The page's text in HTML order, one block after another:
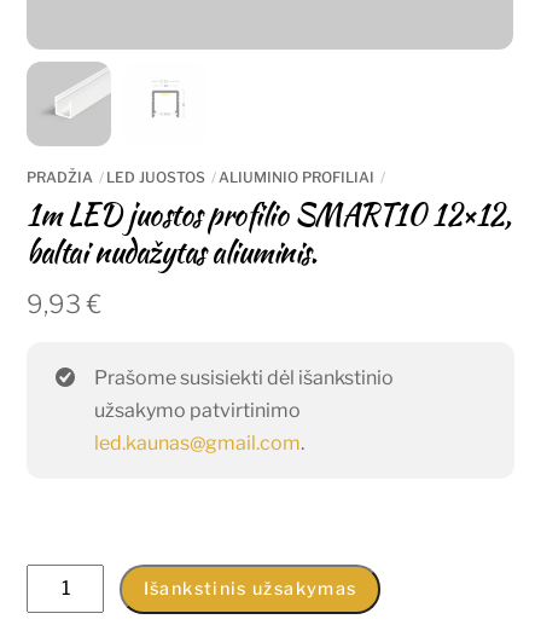
PRADŽIA LED JUOSTOS ALIUMINIO PROFILIAI
1m LED juostos profilio SMART10 12×12,
baltai nudažytas aliuminis.
9,93€
Prašome susisiekti dėl išankstinio
užsakymo patvirtinimo
led.kaunas@gmail.com.
produkto
kiekis:
Išankstinis užsakymas